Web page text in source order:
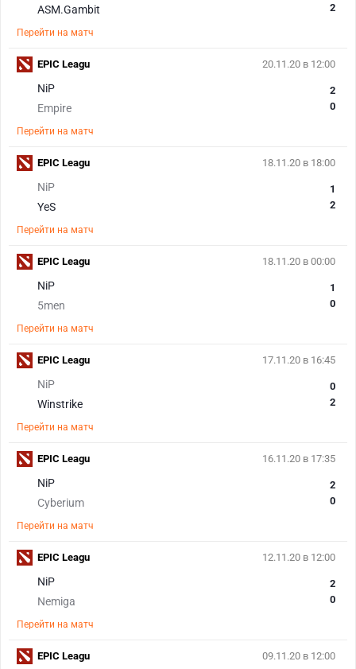
ASM.Gambit
2
Перейти на матч
20.11.20 в 12:00
NiP
Empire
2
0
Перейти на матч
EPIC Leagu
18.11.20 в 18:00
NiP
YeS
1
2
Перейти на матч
EPIC Leagu
18.11.20 в 00:00
NiP
5men
1
0
Перейти на матч
EPIC Leagu
17.11.20 в 16:45
NiP
Winstrike
0
2
Перейти на матч
EPIC Leagu
16.11.20 в 17:35
NiP
Cyberium
2
0
Перейти на матч
EPIC Leagu
12.11.20 в 12:00
NiP
Nemiga
2
0
Перейти на матч
EPIC Leagu
09.11.20 в 12:00
EPIC Leagu